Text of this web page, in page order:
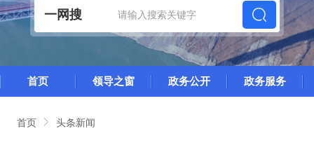
一网搜
首页 领导之窗 政务公开 政务服务
首页 头条新闻